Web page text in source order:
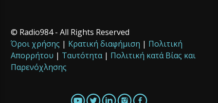
© Radio984 - All Rights Reserved
Όροι χρήσης | Κρατική διαφήμιση | Πολιτική
Απορρήτου | Ταυτότητα| Πολιτική κατά Βίας και
Παρενόχλησης